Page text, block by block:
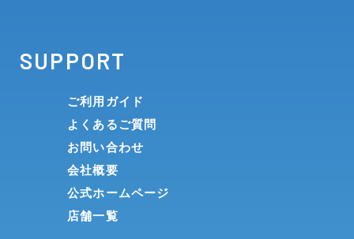
SUPPORT
ご利用ガイド
よくあるご質問
お問い合わせ
会社概要
公式ホームページ
店舗一覧